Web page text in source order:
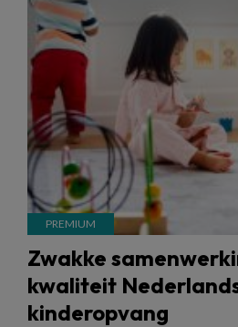
Zwakke
kwaliteit
kinderopvang